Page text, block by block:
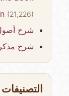
(21,226)
شرح أصول
شرح
التصنيفات(9)